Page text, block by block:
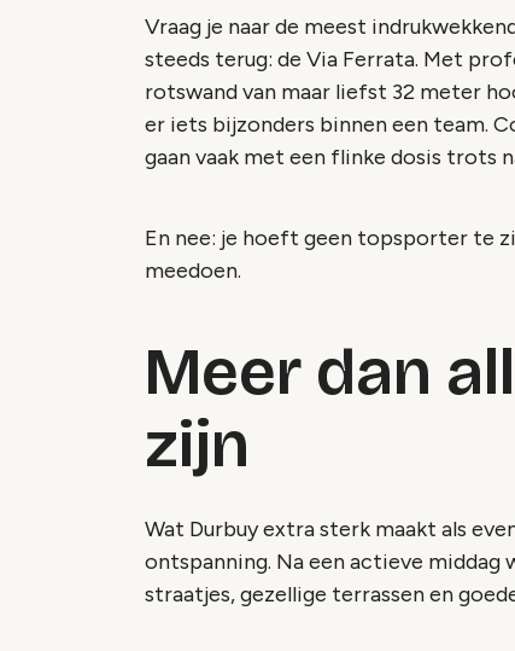
Vraag je naar de meest
steeds terug: de Via Ferrata. Met
rotswand van maar liefst 32 meter
er iets bijzonders binnen een team.
gaan vaak met een flinke dosis trots
En nee: je hoeft geen topsporter te
meedoen.
Meer dan
zijn
Wat Durbuy extra sterk maakt als
ontspanning. Na een actieve
straatjes, gezellige terrassen en